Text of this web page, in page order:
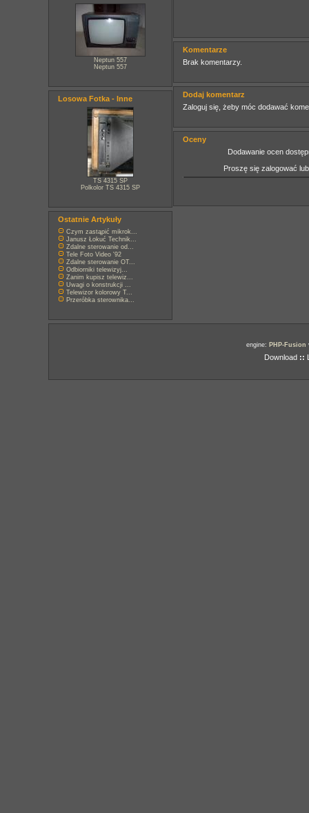
Neptun 557
Neptun 557
Losowa Fotka - Inne
TS 4315 SP
Polkolor TS 4315 SP
Ostatnie Artykuły
Czym zastąpić mikrok...
Janusz Łokuć Technik...
Zdalne sterowanie od...
Tele Foto Video '92
Zdalne sterowanie OT...
Odbiorniki telewizyj...
Zanim kupisz telewiz...
Uwagi o konstrukcji ...
Telewizor kolorowy T...
Przeróbka sterownika...
Komentarze
Brak komentarzy.
Dodaj komentarz
Zaloguj się, żeby móc dodawać
Oceny
Dodawanie ocen
Proszę się zalogować
engine: PHP-Fusion
Download ::